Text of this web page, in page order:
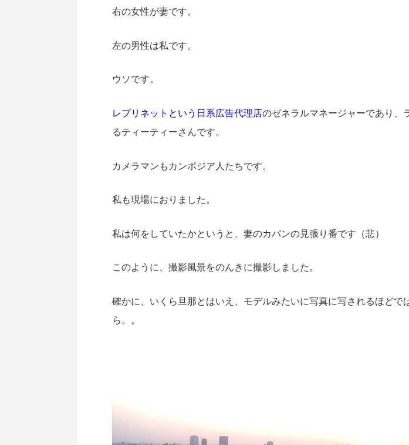
右の女性が妻です。
左の男性は私です。
ウソです。
レプリネットという日系広告代理店のゼネラルマネージャーであり、
るティーティーさんです。
カメラマンもカンボジア人たちです。
私も現場におりました。
私は何をしていたかというと、妻のカバンの見張り番です（悲）
このように、撮影風景をのんきに撮影しました。
確かに、いくら旦那とはいえ、モデルみたいに写真に写されるほどで
ら。。